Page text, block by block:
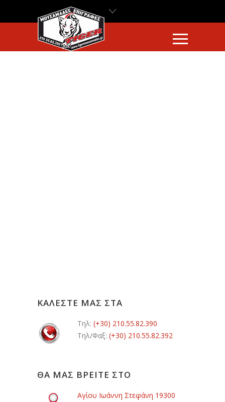
ΚΑΛΕΣΤΕ ΜΑΣ ΣΤΑ
Τηλ: (+30) 210.55.82.390
Τηλ/Φαξ: (+30) 210.55.82.392
ΘΑ ΜΑΣ ΒΡΕΙΤΕ ΣΤΟ
Αγίου Ιωάννη Στεφάνη 19300